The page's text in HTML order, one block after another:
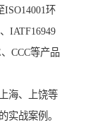
ISO14001环
IATF16949
CCC等产品
海、上饶等
实战案例。